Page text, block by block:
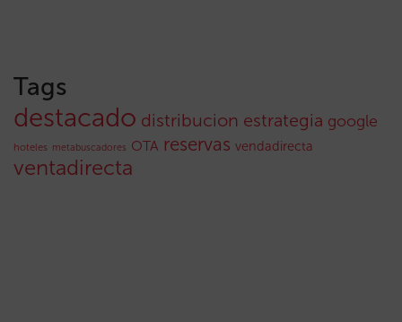
Tags
destacado distribucion estrategia google
hoteles metabuscadores OTA reservas vendadirecta
ventadirecta